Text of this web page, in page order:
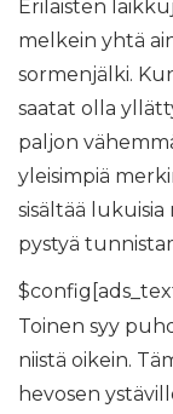
Erilaisten
melkein yhtä
sormenjälki.
saatat olla
paljon
yleisimpiä
sisältää
pystyä
Toinen syy
niistä oikein.
hevosen